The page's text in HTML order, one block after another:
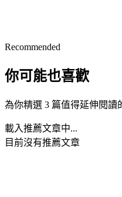
Recommended
你可能也喜歡
為你精選 3 篇值得延伸閱讀
載入推薦文章中...
目前沒有推薦文章